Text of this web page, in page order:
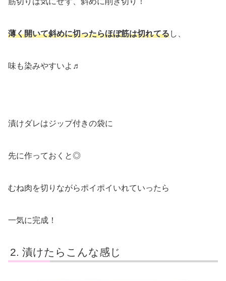
薄く開いて斜めに切ったらほぼ筋は切れてるし、
味も染みやすいよ♬
漬けダレはジップ付きの袋に
先に作っておくと◎
むね肉を切りながらポイポイいれていったら
一気に完成！
漬けたらこんな感じ